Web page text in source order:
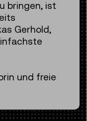
bringen, ist
Gerhold,
und freie